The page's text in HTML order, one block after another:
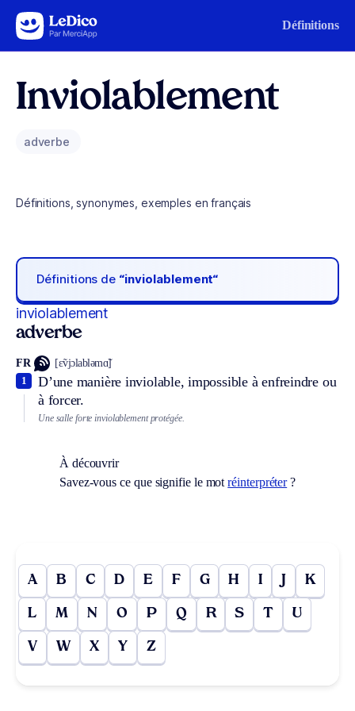
Aller au contenu Définitions
Inviolablement
adverbe
Définitions, synonymes, exemples en français
Définitions de “inviolablement“
inviolablement
adverbe
FR [ɛ̃vjɔlabləmɑ̃]
D’une manière inviolable, impossible à enfreindre ou
à forcer.
1
Une salle forte inviolablement protégée.
À découvrir
Savez-vous ce que signifie le motréinterpréter?
A B C D E F G H I J K
L M N O P Q R S T U
V W X Y Z